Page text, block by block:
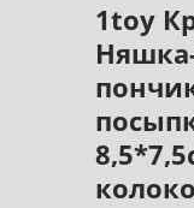
1toy